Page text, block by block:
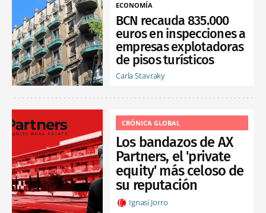
ECONOMÍA
BCN recauda 835.000
euros en inspecciones a
empresas explotadoras
de pisos turísticos
Carla Stavraky
CRÓNICA GLOBAL
Los bandazos de AX
Partners, el 'private
equity' más celoso de
su reputación
Ignasi Jorro